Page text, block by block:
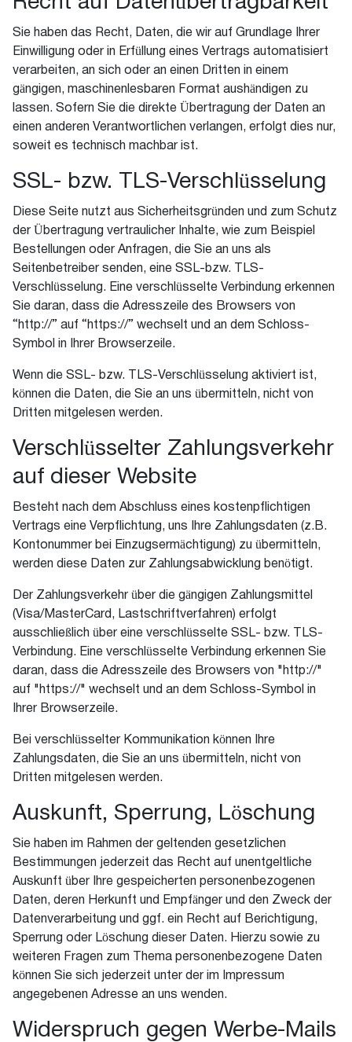
Sie haben das Recht, Daten, die wir auf Grundlage Ihrer
Einwilligung oder in Erfüllung eines Vertrags automatisiert
verarbeiten, an sich oder an einen Dritten in einem
gängigen, maschinenlesbaren Format aushändigen zu
lassen. Sofern Sie die direkte Übertragung der Daten an
einen anderen Verantwortlichen verlangen, erfolgt dies nur,
soweit es technisch machbar ist.
SSL- bzw. TLS-Verschlüsselung
Diese Seite nutzt aus Sicherheitsgründen und zum Schutz
der Übertragung vertraulicher Inhalte, wie zum Beispiel
Bestellungen oder Anfragen, die Sie an uns als
Seitenbetreiber senden, eine SSL-bzw. TLS-
Verschlüsselung. Eine verschlüsselte Verbindung erkennen
Sie daran, dass die Adresszeile des Browsers von
“http://” auf “https://” wechselt und an dem Schloss-
Symbol in Ihrer Browserzeile.
Wenn die SSL- bzw. TLS-Verschlüsselung aktiviert ist,
können die Daten, die Sie an uns übermitteln, nicht von
Dritten mitgelesen werden.
Verschlüsselter Zahlungsverkehr
auf dieser Website
Besteht nach dem Abschluss eines kostenpflichtigen
Vertrags eine Verpflichtung, uns Ihre Zahlungsdaten (z.B.
Kontonummer bei Einzugsermächtigung) zu übermitteln,
werden diese Daten zur Zahlungsabwicklung benötigt.
Der Zahlungsverkehr über die gängigen Zahlungsmittel
(Visa/MasterCard, Lastschriftverfahren) erfolgt
ausschließlich über eine verschlüsselte SSL- bzw. TLS-
Verbindung. Eine verschlüsselte Verbindung erkennen Sie
daran, dass die Adresszeile des Browsers von "http://"
auf "https://" wechselt und an dem Schloss-Symbol in
Ihrer Browserzeile.
Bei verschlüsselter Kommunikation können Ihre
Zahlungsdaten, die Sie an uns übermitteln, nicht von
Dritten mitgelesen werden.
Auskunft, Sperrung, Löschung
Sie haben im Rahmen der geltenden gesetzlichen
Bestimmungen jederzeit das Recht auf unentgeltliche
Auskunft über Ihre gespeicherten personenbezogenen
Daten, deren Herkunft und Empfänger und den Zweck der
Datenverarbeitung und ggf. ein Recht auf Berichtigung,
Sperrung oder Löschung dieser Daten. Hierzu sowie zu
weiteren Fragen zum Thema personenbezogene Daten
können Sie sich jederzeit unter der im Impressum
angegebenen Adresse an uns wenden.
Widerspruch gegen Werbe-Mails